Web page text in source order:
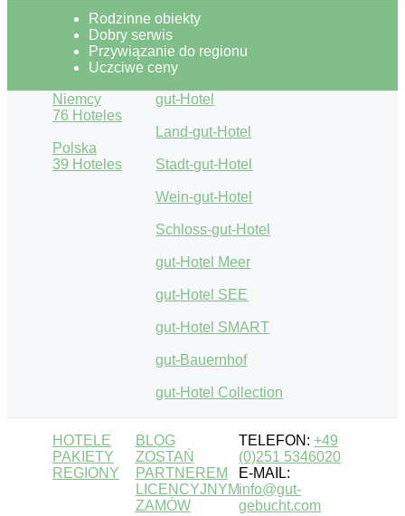
Rodzinne obiekty
Dobry serwis
Przywiązanie do regionu
Uczciwe ceny
Niemcy
76 Hoteles
Polska
39 Hoteles
gut-Hotel
Land-gut-Hotel
Stadt-gut-Hotel
Wein-gut-Hotel
Schloss-gut-Hotel
gut-Hotel Meer
gut-Hotel SEE
gut-Hotel SMART
gut-Bauernhof
gut-Hotel Collection
HOTELE
PAKIETY
REGIONY
BLOG
ZOSTAŃ
PARTNEREM
LICENCYJNYM
ZAMÓW
TELEFON: +49
(0)251 5346020
E-MAIL:
info@gut-
gebucht.com